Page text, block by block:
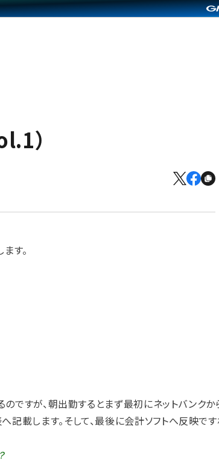
）
す。
のですが、朝出勤するとまず最初にネットバンク
載します。そして、最後に会計ソフトへ反映です